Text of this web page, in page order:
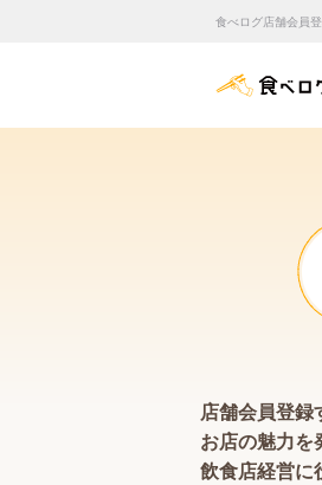
食べログ店舗会員
店舗会員登録
お店の魅力を
飲食店経営に